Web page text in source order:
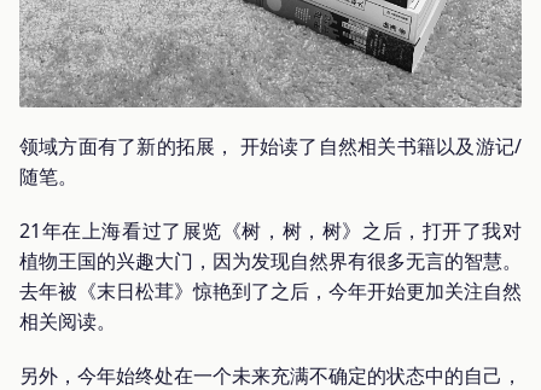
领域方面有了新的拓展， 开始读了自然相关书籍以及游记/
随笔。
21年在上海看过了展览《树，树，树》之后，打开了我对
植物王国的兴趣大门，因为发现自然界有很多无言的智慧。
去年被《末日松茸》惊艳到了之后，今年开始更加关注自然
相关阅读。
另外，今年始终处在一个未来充满不确定的状态中的自己，